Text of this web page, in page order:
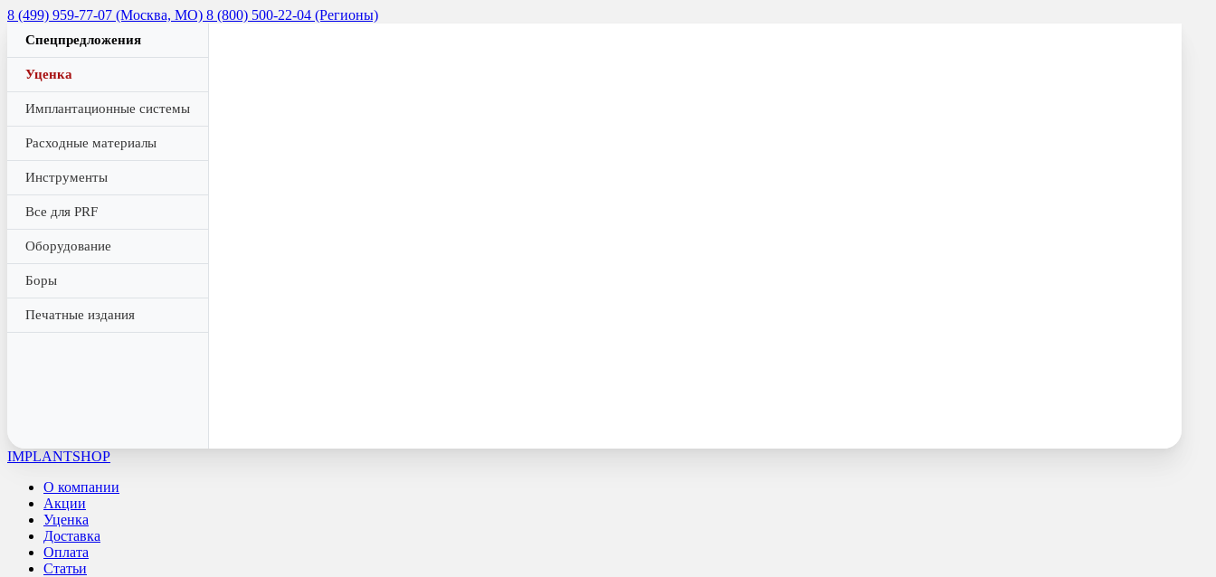
8 (499) 959-77-07 (Москва, МО) 8 (800) 500-22-04 (Регионы)
Спецпредложения
Уценка
Имплантационные системы
Расходные материалы
Инструменты
Все для PRF
Оборудование
Боры
Печатные издания
IMPLANTSHOP
О компании
Акции
Уценка
Доставка
Оплата
Статьи